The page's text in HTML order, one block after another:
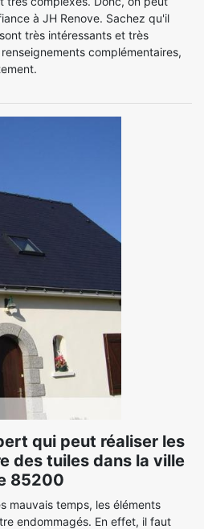
à JH Renove. Sachez qu'il
très intéressants et très
complémentaires,
qui peut réaliser les
des tuiles dans la ville
85200
mauvais temps, les éléments
endommagés. En effet, il faut